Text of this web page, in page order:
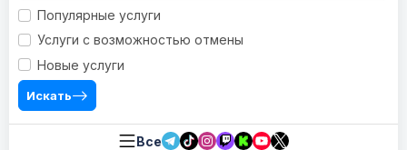
Популярные услуги
Услуги с возможностью отмены
Новые услуги
Искать
Все